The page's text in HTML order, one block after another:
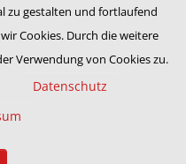
Westallgäu
zu gestalten und fortlaufend
Cookies. Durch die weitere
Verwendung von Cookies zu.
Datenschutz